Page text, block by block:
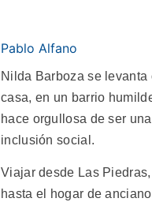
Pablo Alfano
Nilda Barboza se
casa, en un barrio
hace orgullosa de ser
inclusión social.
Viajar desde Las
hasta el hogar de